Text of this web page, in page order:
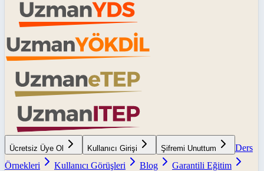
Ücretsiz Üye Ol Kullanıcı Girişi Şifremi Unuttum
Ders
Örnekleri
Kullanıcı Görüşleri Blog
Garantili Eğitim